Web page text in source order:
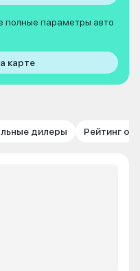
полные параметры авто
карте
дилеры Рейтинг